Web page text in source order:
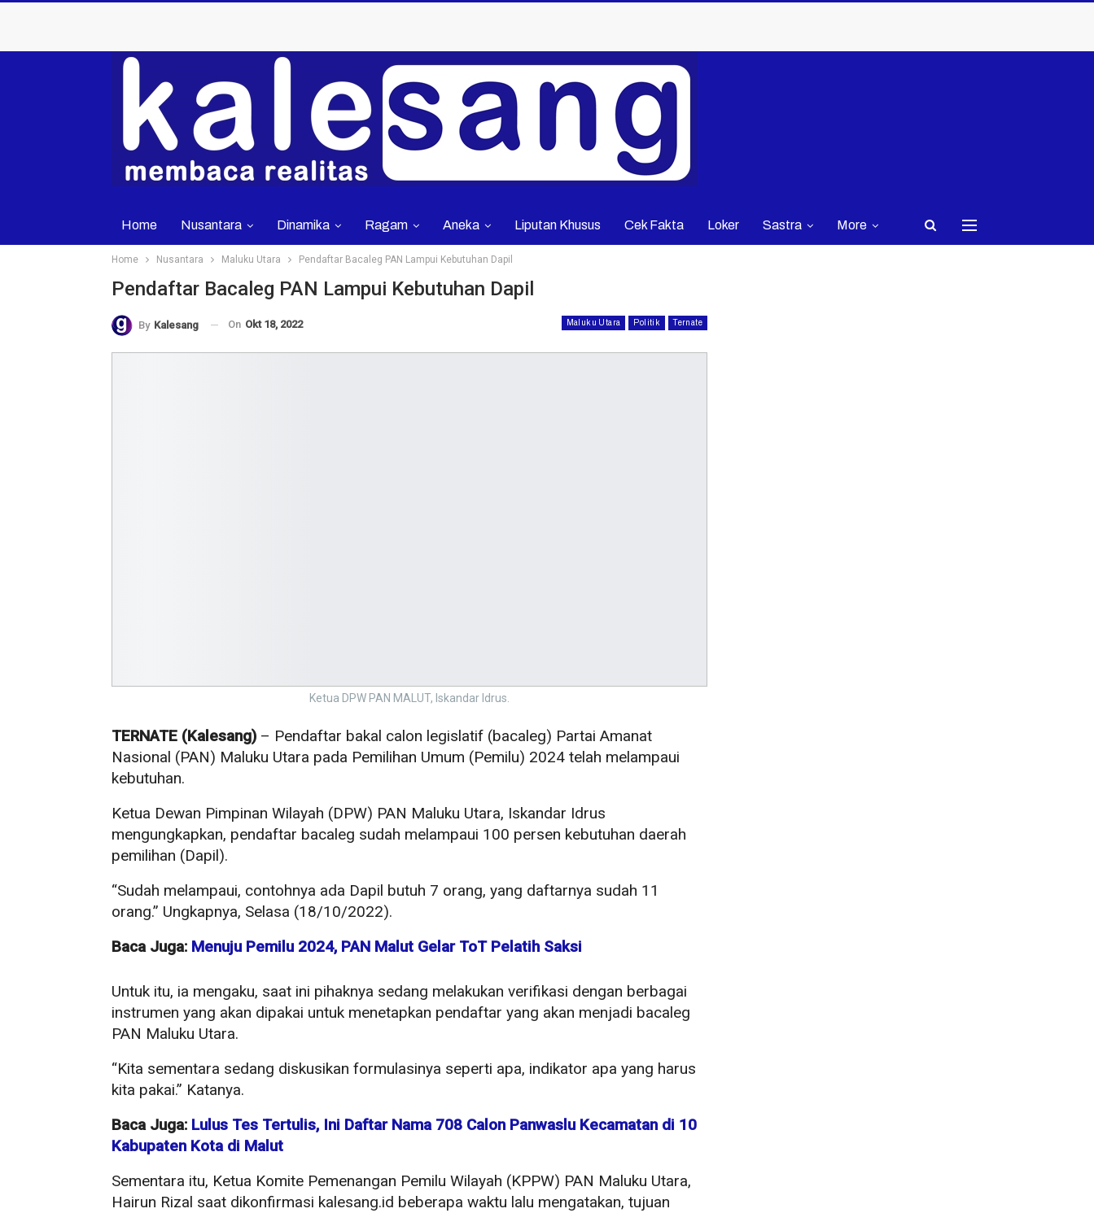
Home Nusantara Dinamika Ragam Aneka Liputan Khusus Cek Fakta Loker Sastra More
Home Nusantara Maluku Utara Pendaftar Bacaleg PAN Lampui Kebutuhan Dapil
Pendaftar Bacaleg PAN Lampui Kebutuhan Dapil
Maluku Utara Politik Ternate
By Kalesang On Okt 18, 2022
Ketua DPW PAN MALUT, Iskandar Idrus.
TERNATE (Kalesang) – Pendaftar bakal calon legislatif (bacaleg) Partai Amanat
Nasional (PAN) Maluku Utara pada Pemilihan Umum (Pemilu) 2024 telah melampaui
kebutuhan.
Ketua Dewan Pimpinan Wilayah (DPW) PAN Maluku Utara, Iskandar Idrus
mengungkapkan, pendaftar bacaleg sudah melampaui 100 persen kebutuhan daerah
pemilihan (Dapil).
“Sudah melampaui, contohnya ada Dapil butuh 7 orang, yang daftarnya sudah 11
orang.” Ungkapnya, Selasa (18/10/2022).
Baca Juga: Menuju Pemilu 2024, PAN Malut Gelar ToT Pelatih Saksi
Untuk itu, ia mengaku, saat ini pihaknya sedang melakukan verifikasi dengan berbagai
instrumen yang akan dipakai untuk menetapkan pendaftar yang akan menjadi bacaleg
PAN Maluku Utara.
“Kita sementara sedang diskusikan formulasinya seperti apa, indikator apa yang harus
kita pakai.” Katanya.
Baca Juga: Lulus Tes Tertulis, Ini Daftar Nama 708 Calon Panwaslu Kecamatan di 10
Kabupaten Kota di Malut
Sementara itu, Ketua Komite Pemenangan Pemilu Wilayah (KPPW) PAN Maluku Utara,
Hairun Rizal saat dikonfirmasi kalesang.id beberapa waktu lalu mengatakan, tujuan